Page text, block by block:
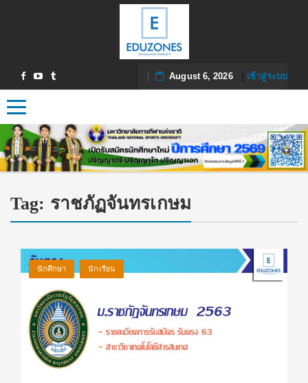
August 6, 2026| เข้าสู่ระบบ
Toggle navigation
Tag: ราชภัฏจันทรเกษม
นักศึกษา นักเรียน